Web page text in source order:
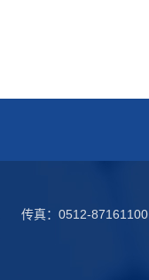
传真： 0512-87161100